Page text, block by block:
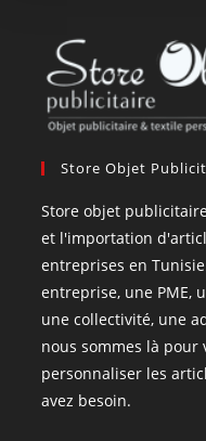
Store Objet
Store objet
et l'importation
entreprises en
entreprise, une PME,
une collectivité, une
nous sommes là
personnaliser les
avez besoin.